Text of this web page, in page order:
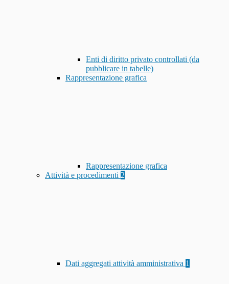
Enti di diritto privato controllati (da
pubblicare in tabelle)
Rappresentazione grafica
Rappresentazione grafica
Attività e procedimenti 2
Dati aggregati attività amministrativa 1